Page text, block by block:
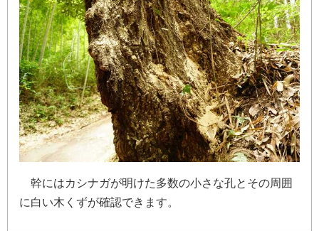
幹にはカ シナガが明けた多数の小さ な孔と その周 囲
に白い木 く ずが確認でき ま す。